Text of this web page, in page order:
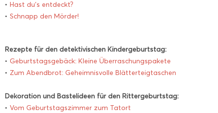
• Hast du’s entdeckt?
• Schnapp den Mörder!
Rezepte für den detektivischen Kindergeburtstag:
• Geburtstagsgebäck: Kleine Überraschungspakete
• Zum Abendbrot: Geheimnisvolle Blätterteigtaschen
Dekoration und Bastelideen für den Rittergeburtstag:
• Vom Geburtstagszimmer zum Tatort